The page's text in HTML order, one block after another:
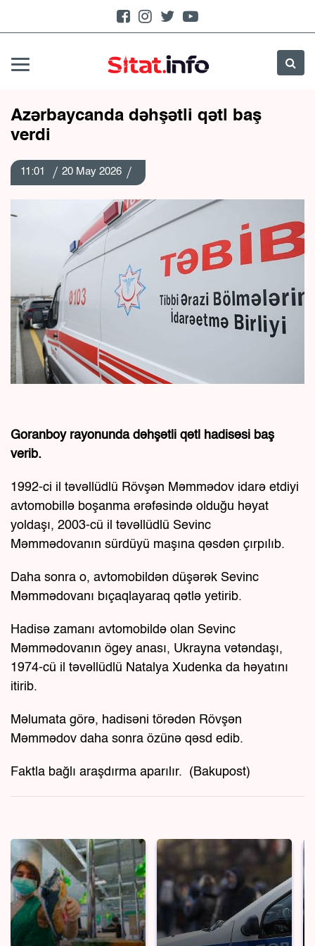
Azərbaycanda dəhşətli qətl baş
verdi
11:01 20 May 2026
Goranboy rayonunda dəhşətli qətl hadisəsi baş
verib.
1992-ci il təvəllüdlü Rövşən Məmmədov idarə etdiyi
avtomobillə boşanma ərəfəsində olduğu həyat
yoldaşı, 2003-cü il təvəllüdlü Sevinc
Məmmədovanın sürdüyü maşına qəsdən çırpılıb.
Daha sonra o, avtomobildən düşərək Sevinc
Məmmədovanı bıçaqlayaraq qətlə yetirib.
Hadisə zamanı avtomobildə olan Sevinc
Məmmədovanın ögey anası, Ukrayna vətəndaşı,
1974-cü il təvəllüdlü Natalya Xudenka da həyatını
itirib.
Məlumata görə, hadisəni törədən Rövşən
Məmmədov daha sonra özünə qəsd edib.
Faktla bağlı araşdırma aparılır. (Bakupost)